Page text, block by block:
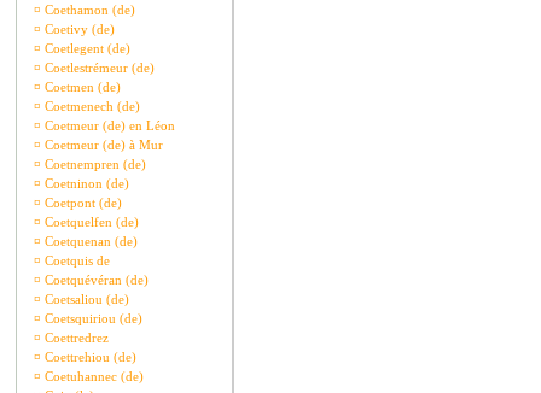
¤ Coethamon (de)
¤ Coetivy (de)
¤ Coetlegent (de)
¤ Coetlestrémeur (de)
¤ Coetmen (de)
¤ Coetmenech (de)
¤ Coetmeur (de) en Léon
¤ Coetmeur (de) à Mur
¤ Coetnempren (de)
¤ Coetninon (de)
¤ Coetpont (de)
¤ Coetquelfen (de)
¤ Coetquenan (de)
¤ Coetquis de
¤ Coetquévéran (de)
¤ Coetsaliou (de)
¤ Coetsquiriou (de)
¤ Coettredrez
¤ Coettrehiou (de)
¤ Coetuhannec (de)